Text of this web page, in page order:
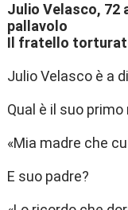
Julio Velasco, 72
pallavolo
Il fratello
Julio Velasco è a
Qual è il suo primo
«Mia madre che
E suo padre?